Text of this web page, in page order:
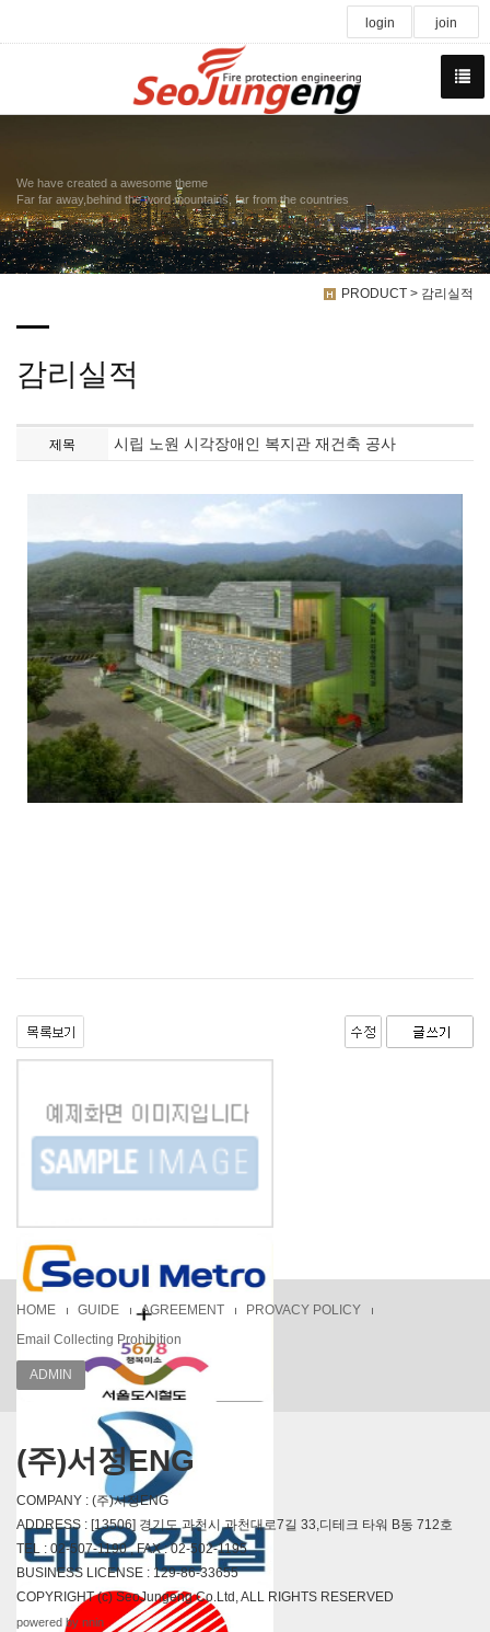
login join
We have created a awesome theme
Far far away,behind the word mountains, far from the countries
PRODUCT > 감리실적
감리실적
제목 시립 노원 시각장애인 복지관 재건축 공사
1522-1487 유드라이브 010-2145-35
79 불법운전연수업..
서울도시철도공사 지하철 승강장 소
방공사
○○지구 푸르지오 아파트 건설현장(대
우건설)
HOME GUIDE AGREEMENT
PROVACY POLICY
Email Collecting Prohibition
ADMIN
(주)서정ENG
COMPANY : (주)서정ENG
ADDRESS : [13506] 경기도 과천시 과천대로7길 33,디테크 타워 B동 712호
TEL : 02-507-1190 , FAX : 02-502-1195
BUSINESS LICENSE : 129-86-33655
COPYRIGHT (c) SeoJungeng Co.Ltd, ALL RIGHTS RESERVED
powered by nnin